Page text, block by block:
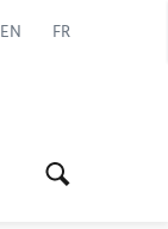
EN FR